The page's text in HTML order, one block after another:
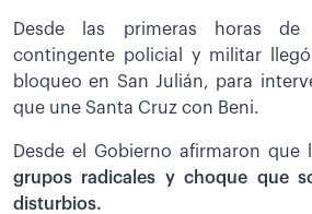
Desde las primeras horas
contingente policial y militar
bloqueo en San Julián, para
que une Santa Cruz con Beni.
Desde el Gobierno afirmaron que
grupos radicales y choque que
disturbios.